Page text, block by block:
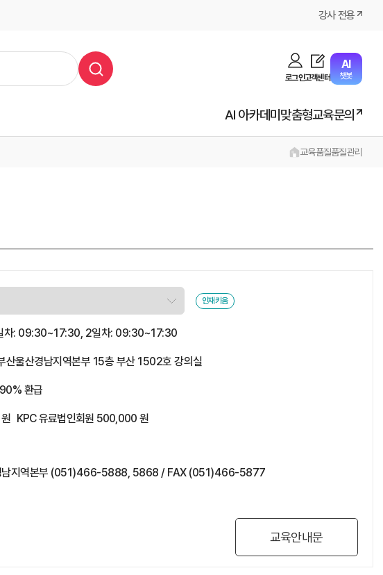
강사 전용
로그인고객센터
AI
챗봇
AI 아카데미맞춤형교육문의
교육품질품질관리
인재키움
차: 09:30~17:30, 2일차: 09:30~17:30
산울산경남지역본부 15층 부산 1502호 강의실
환급
KPC 유료법인회원 500,000 원
남지역본부 (051)466-5888, 5868 / FAX (051)466-5877
교육안내문